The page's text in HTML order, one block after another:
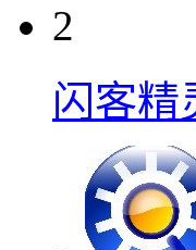
2
闪客精